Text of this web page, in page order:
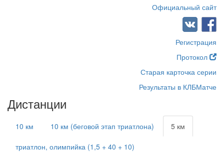
Официальный сайт
Регистрация
Протокол
Старая карточка серии
Результаты в КЛБМатче
Дистанции
10 км 10 км (беговой этап триатлона) 5 км
триатлон, олимпийка (1,5 + 40 + 10)